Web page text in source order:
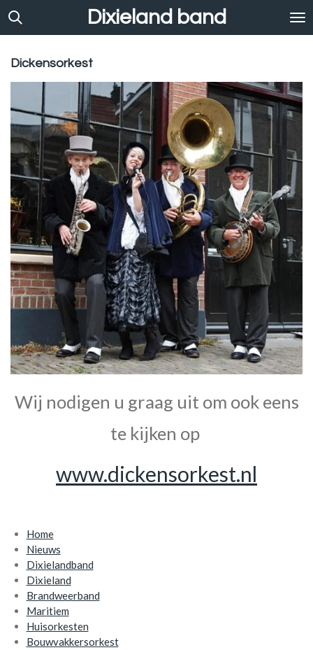
Ga
de
Dixieland band
Dickensorkest
Wij nodigen u graag uit om ook eens
te kijken op
www.dickensorkest.nl
Home
Nieuws
Dixielandband
Dixieland
Brandweerband
Maritiem
Huisorkesten
Bouwvakkersorkest